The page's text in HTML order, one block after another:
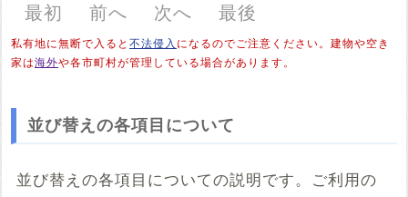
最初
前へ 次へ 最後
私有地に無断で入ると 不法侵入 になるのでご注意ください。建物や空き
家は海外や各市町村が管理している場合があります。
並び替えの各項目について
並び替えの各項目についての説明です。ご利用の